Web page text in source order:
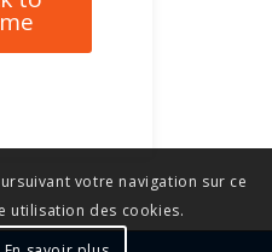
votre navigation sur ce
utilisation des cookies.